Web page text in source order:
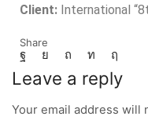
Client: International
Share
Leave a reply
Your email address will